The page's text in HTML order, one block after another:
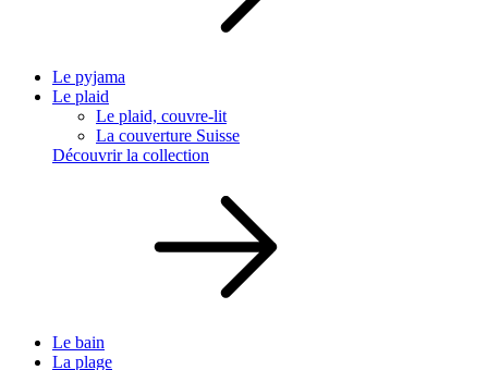
Le pyjama
Le plaid
Le plaid, couvre-lit
La couverture Suisse
Découvrir la collection
Le bain
La plage